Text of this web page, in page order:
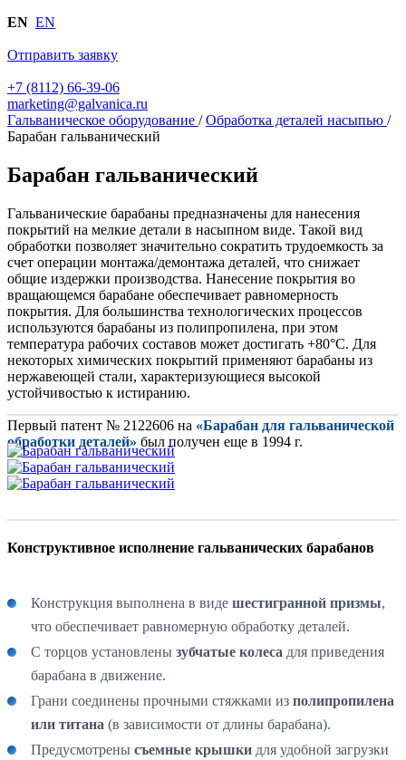
EN EN
Отправить заявку
+7 (8112) 66-39-06
marketing@galvanica.ru
Гальваническое оборудование / Обработка деталей насыпью /
Барабан гальванический
Барабан гальванический
Гальванические барабаны предназначены для нанесения
покрытий на мелкие детали в насыпном виде. Такой вид
обработки позволяет значительно сократить трудоемкость за
счет операции монтажа/демонтажа деталей, что снижает
общие издержки производства. Нанесение покрытия во
вращающемся барабане обеспечивает равномерность
покрытия. Для большинства технологических процессов
используются барабаны из полипропилена, при этом
температура рабочих составов может достигать +80°С. Для
некоторых химических покрытий применяют барабаны из
нержавеющей стали, характеризующиеся высокой
устойчивостью к истиранию.
Первый патент № 2122606 на «Барабан для гальванической
обработки деталей» был получен еще в 1994 г.
Конструктивное исполнение гальванических барабанов
Конструкция выполнена в виде шестигранной призмы,
что обеспечивает равномерную обработку деталей.
С торцов установлены зубчатые колеса для приведения
барабана в движение.
Грани соединены прочными стяжками из полипропилена
или титана (в зависимости от длины барабана).
Предусмотрены съемные крышки для удобной загрузки